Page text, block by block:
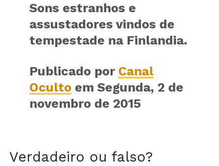
Sons estranhos e
assustadores vindos de
tempestade na Finlandia.
Publicado por Canal
Ocultoem Segunda, 2 de
novembro de 2015
Verdadeiro ou falso?